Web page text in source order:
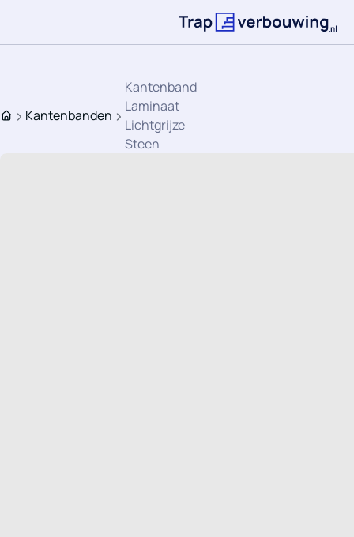
Terug naar de
HomeKantenbanden
Kantenband
Laminaat
Lichtgrijze
Steen